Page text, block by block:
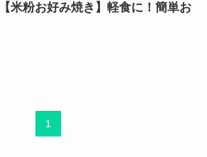
米粉お好み焼き】軽食に！簡単お
1